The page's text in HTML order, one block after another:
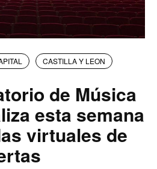
CASTILLA Y LEON
de Música
esta semana
virtuales de